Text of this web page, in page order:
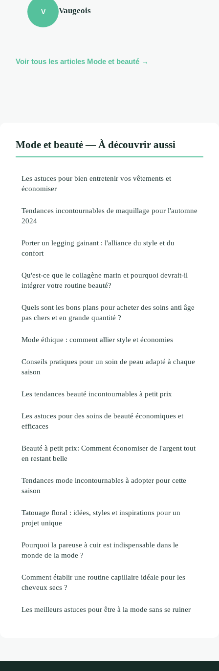
V Vaugeois
Voir tous les articles Mode et beauté →
Mode et beauté — À découvrir aussi
Les astuces pour bien entretenir vos vêtements et
économiser
Tendances incontournables de maquillage pour l'automne
2024
Porter un legging gainant : l'alliance du style et du
confort
Qu'est-ce que le collagène marin et pourquoi devrait-il
intégrer votre routine beauté?
Quels sont les bons plans pour acheter des soins anti âge
pas chers et en grande quantité ?
Mode éthique : comment allier style et économies
Conseils pratiques pour un soin de peau adapté à chaque
saison
Les tendances beauté incontournables à petit prix
Les astuces pour des soins de beauté économiques et
efficaces
Beauté à petit prix: Comment économiser de l'argent tout
en restant belle
Tendances mode incontournables à adopter pour cette
saison
Tatouage floral : idées, styles et inspirations pour un
projet unique
Pourquoi la pareuse à cuir est indispensable dans le
monde de la mode ?
Comment établir une routine capillaire idéale pour les
cheveux secs ?
Les meilleurs astuces pour être à la mode sans se ruiner